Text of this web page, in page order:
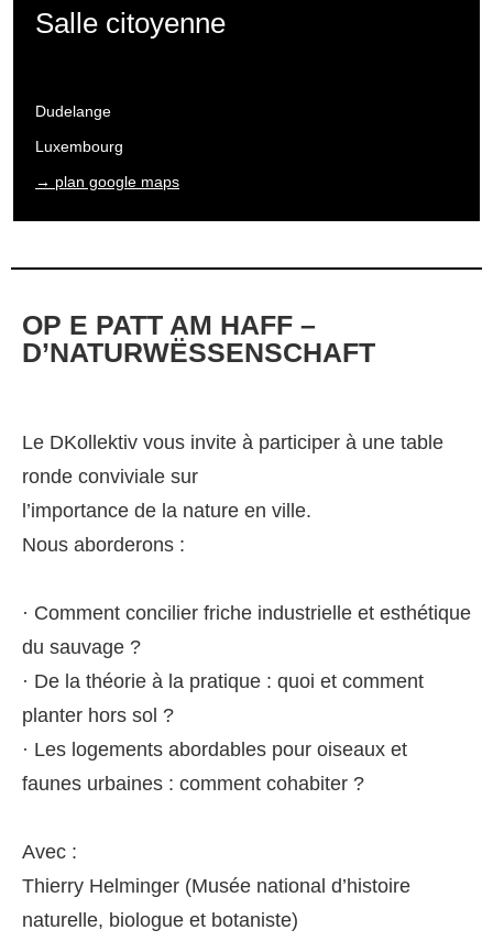
Salle citoyenne
Dudelange
Luxembourg
→ plan google maps
OP E PATT AM HAFF –
D’NATURWËSSENSCHAFT
Le DKollektiv vous invite à participer à une table
ronde conviviale sur
l’importance de la nature en ville.
Nous aborderons :
· Comment concilier friche industrielle et esthétique
du sauvage ?
· De la théorie à la pratique : quoi et comment
planter hors sol ?
· Les logements abordables pour oiseaux et
faunes urbaines : comment cohabiter ?
Avec :
Thierry Helminger (Musée national d’histoire
naturelle, biologue et botaniste)